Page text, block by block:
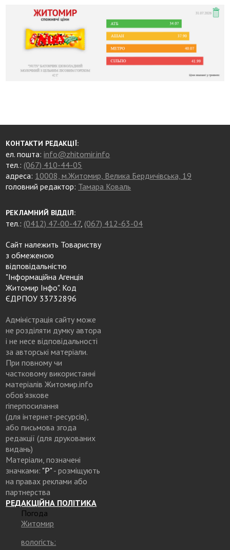
КОНТАКТИ РЕДАКЦІЇ:
ел. пошта:info@zhitomir.info
тел.: (067) 410-44-05
адреса: 10008, м.Житомир, Велика Бердичівська, 19
головний редактор: Тамара Коваль
РЕКЛАМНИЙ ВІДДІЛ:
тел.: (0412) 47-00-47, (067) 412-63-04
Сайт належить Товариству
з обмеженою
відповідальністю
"Інформаційна Агенція
Житомир Інфо". Код
ЄДРПОУ 33732896
Адміністрація сайту може
не розділяти думку автора
і не несе відповідальності
за авторські матеріали.
При повному чи
частковому використанні
матеріалів Житомир.info
обов’язкове
гіперпосилання
(для інтернет-ресурсів),
або письмова згода
редакції (для друкованих
видань)
Матеріали, позначені
значками: "Р"- розміщують
на правах реклами або
партнерства
РЕДАКЦІЙНА ПОЛІТИКА
Погода
Житомир
вологість: